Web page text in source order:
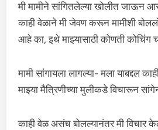
मी मामीने सांगितलेल्या खोलीत जाऊन
काही वेळाने मी जेवण करून मामीशी
आहे का, इथे माझ्यासाठी कोणती कोचिंग
मामी सांगायला लागल्या- मला याबद्दल
माझ्या मैत्रिणीच्या मुलीकडे विचारून
काही वेळ असंच बोलल्यानंतर मी विचार